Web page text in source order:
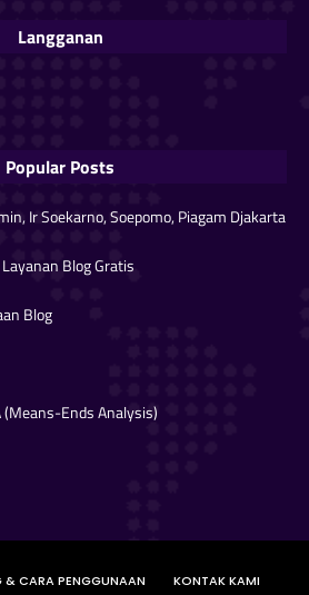
Langganan
Popular Posts
Ir Soekarno, Soepomo, Piagam Djakarta
Blog Gratis
Blog
Ends Analysis)
& CARA PENGGUNAAN KONTAK KAMI